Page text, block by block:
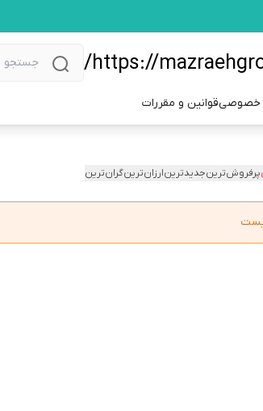
خصوصیقوانین و مقررات
پرفروش‌ترینجدیدترینارزان‌ترینگران‌ترین